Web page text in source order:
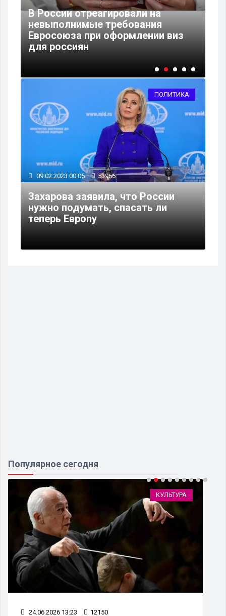
В России отреагировали на
невыполнимые требования
Евросоюза при оформлении виз
для россиян
ПОЛИТИКА
09.02.2023 00:05 53966
Захарова заявила, что России
нужно подумать, спасать ли
теперь Европу
Популярное сегодня
КУЛЬТУРА
24.06.2026 13:23 12150